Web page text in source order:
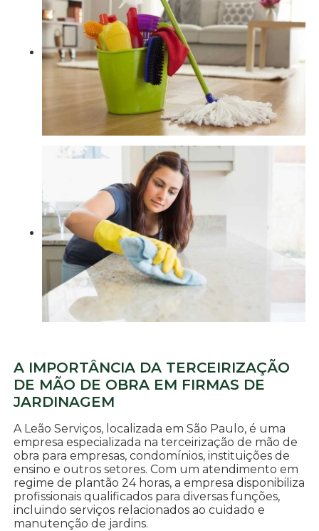
A IMPORTÂNCIA DA TERCEIRIZAÇÃO
DE MÃO DE OBRA EM FIRMAS DE
JARDINAGEM
A Leão Serviços, localizada em São Paulo, é uma
empresa especializada na terceirização de mão de
obra para empresas, condomínios, instituições de
ensino e outros setores. Com um atendimento em
regime de plantão 24 horas, a empresa disponibiliza
profissionais qualificados para diversas funções,
incluindo serviços relacionados ao cuidado e
manutenção de jardins.